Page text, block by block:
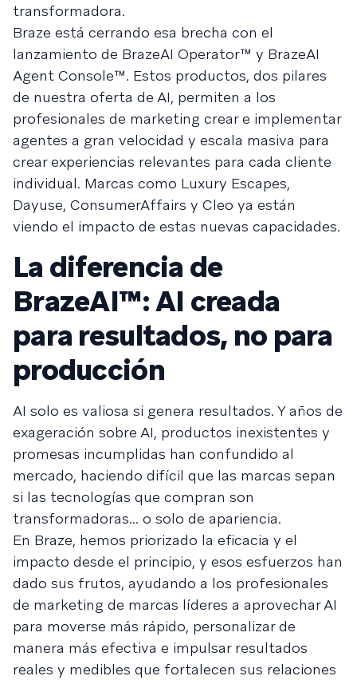
transformadora.
Braze está cerrando esa brecha con el
lanzamiento de BrazeAI Operator™ y BrazeAI
Agent Console™. Estos productos, dos pilares
de nuestra oferta de AI, permiten a los
profesionales de marketing crear e implementar
agentes a gran velocidad y escala masiva para
crear experiencias relevantes para cada cliente
individual. Marcas como Luxury Escapes,
Dayuse, ConsumerAffairs y Cleo ya están
viendo el impacto de estas nuevas capacidades.
La diferencia de
BrazeAI™: AI creada
para resultados, no para
producción
AI solo es valiosa si genera resultados. Y años de
exageración sobre AI, productos inexistentes y
promesas incumplidas han confundido al
mercado, haciendo difícil que las marcas sepan
si las tecnologías que compran son
transformadoras... o solo de apariencia.
En Braze, hemos priorizado la eficacia y el
impacto desde el principio, y esos esfuerzos han
dado sus frutos, ayudando a los profesionales
de marketing de marcas líderes a aprovechar AI
para moverse más rápido, personalizar de
manera más efectiva e impulsar resultados
reales y medibles que fortalecen sus relaciones